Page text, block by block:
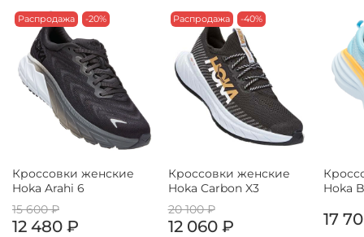
Распродажа -20%
Кроссовки женские
Hoka Arahi 6
15 600 ₽
12 480 ₽
Распродажа -40%
Кроссовки женские
Hoka Carbon X3
20 100 ₽
12 060 ₽
Hoka
17